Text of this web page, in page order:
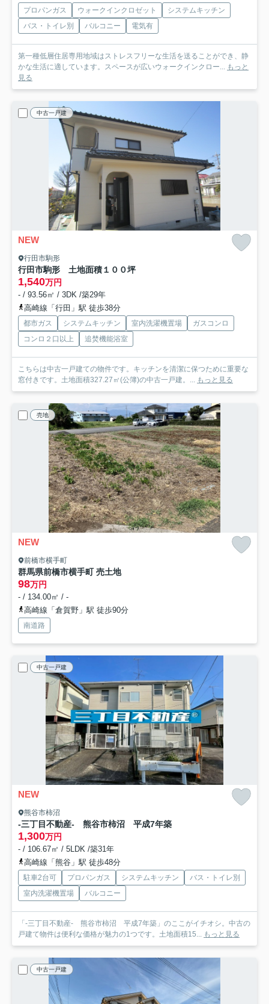
プロパンガス ウォークインクロゼット
システムキッチン
バス・トイレ別
バルコニー 電気有
第一種低層住居専用地域はストレスフリーな生活を送ることができ、静
かな生活に適しています。スペースが広いウォークインクロー...
もっと
見る
中古一戸建
NEW
行田市駒形
行田市駒形 土地面積１００坪
1,540万円
- / 93.56㎡ / 3DK /築29年
高崎線「行田」駅 徒歩38分
都市ガス システムキッチン 室内洗濯機置場
ガスコンロ
コンロ２口以上
追焚機能浴室
こちらは中古一戸建ての物件です。キッチンを清潔に保つために重要な
窓付きです。土地面積327.27㎡(公簿)の中古一戸建。...
もっと見る
売地
NEW
前橋市横手町
群馬県前橋市横手町 売土地
98万円
- / 134.00㎡ / -
高崎線「倉賀野」駅 徒歩90分
南道路
中古一戸建
NEW
熊谷市柿沼
-三丁目不動産- 熊谷市柿沼 平成7年築
1,300万円
- / 106.67㎡ / 5LDK /築31年
高崎線「熊谷」駅 徒歩48分
駐車2台可 プロパンガス システムキッチン
バス・トイレ別
室内洗濯機置場
バルコニー
「-三丁目不動産- 熊谷市柿沼 平成7年築」のここがイチオシ。中古の
戸建て物件は便利な価格が魅力の1つです。土地面積15... もっと見る
中古一戸建